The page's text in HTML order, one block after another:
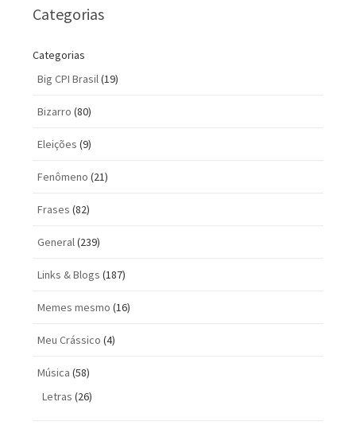
Categorias
Categorias
Big CPI Brasil(19)
Bizarro (80)
Eleições (9)
Fenômeno (21)
Frases (82)
General(239)
Links & Blogs (187)
Memes mesmo (16)
Meu Crássico (4)
Música (58)
Letras (26)